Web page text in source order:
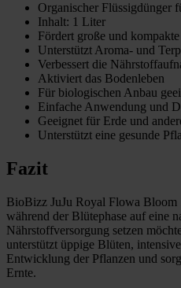
Organischer Flüssigdünger
Inhalt: 1 Liter
Fördert große und
Unterstützt Aroma- und
Verbessert die
Aktiviert das Bodenleben
Für biologischen Anbau
Einfache Anwendung und
Geeignet für Erde und
Unterstützt eine gesunde
Fazit
BioBizz JuJu Royal Flowa Bloom
während der Blütephase auf eine
Nährstoffversorgung setzen
unterstützt üppige Blüten,
Entwicklung der Pflanzen und
Ernte.